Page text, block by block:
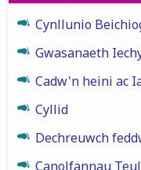
Cynllunio
Gwasanaeth
Cadw'n heini ac
Cyllid
Dechreuwch
Canolfannau